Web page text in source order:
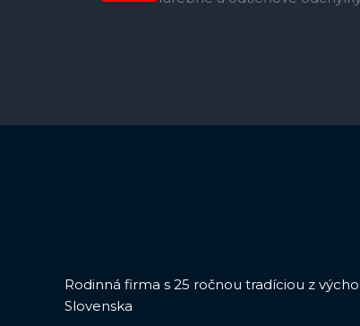
Rodinná firma s 25 ročnou tradíciou z
Slovenska